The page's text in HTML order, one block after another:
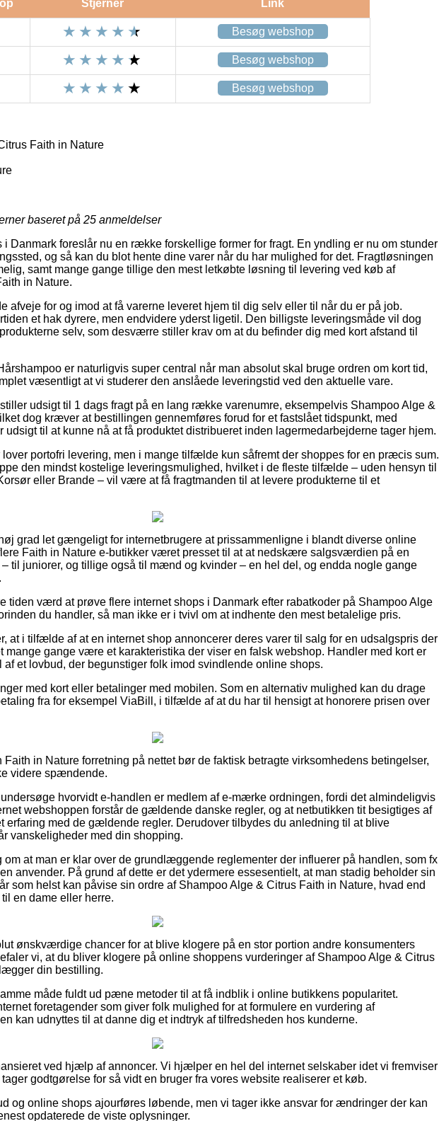
Stjerner Link
Besøg webshop
Besøg webshop
Besøg webshop
Faith in Nature
baseret på 25 anmeldelser
Danmark foreslår nu en række forskellige former for fragt. En yndling er nu om stunder
og så kan du blot hente dine varer når du har mulighed for det. Fragtløsningen
samt mange gange tillige den mest letkøbte løsning til levering ved køb af
in Nature.
afveje for og imod at få varerne leveret hjem til dig selv eller til når du er på job.
et hak dyrere, men endvidere yderst ligetil. Den billigste leveringsmåde vil dog
selv, som desværre stiller krav om at du befinder dig med kort afstand til
er naturligvis super central når man absolut skal bruge ordren om kort tid,
væsentligt at vi studerer den anslåede leveringstid ved den aktuelle vare.
udsigt til 1 dags fragt på en lang række varenumre, eksempelvis Shampoo Alge &
dog kræver at bestillingen gennemføres forud for et fastslået tidspunkt, med
udsigt til at kunne nå at få produktet distribueret inden lagermedarbejderne tager hjem.
lover portofri levering, men i mange tilfælde kun såfremt der shoppes for en præcis sum.
den mindst kostelige leveringsmulighed, hvilket i de fleste tilfælde – uden hensyn til
eller Brande – vil være at få fragtmanden til at levere produkterne til et
grad let gængeligt for internetbrugere at prissammenligne i blandt diverse online
Faith in Nature e-butikker været presset til at at nedskære salgsværdien på en
til juniorer, og tillige også til mænd og kvinder – en hel del, og endda nogle gange
tiden værd at prøve flere internet shops i Danmark efter rabatkoder på Shampoo Alge
du handler, så man ikke er i tvivl om at indhente den mest betalelige pris.
at i tilfælde af at en internet shop annoncerer deres varer til salg for en udsalgspris der
mange gange være et karakteristika der viser en falsk webshop. Handler med kort er
af et lovbud, der begunstiger folk imod svindlende online shops.
med kort eller betalinger med mobilen. Som en alternativ mulighed kan du drage
fra for eksempel ViaBill, i tilfælde af at du har til hensigt at honorere prisen over
Faith in Nature forretning på nettet bør de faktisk betragte virksomhedens betingelser,
videre spændende.
hvorvidt e-handlen er medlem af e-mærke ordningen, fordi det almindeligvis
webshoppen forstår de gældende danske regler, og at netbutikken tit besigtiges af
erfaring med de gældende regler. Derudover tilbydes du anledning til at blive
vanskeligheder med din shopping.
om at man er klar over de grundlæggende reglementer der influerer på handlen, som fx
anvender. På grund af dette er det ydermere essesentielt, at man stadig beholder sin
som helst kan påvise sin ordre af Shampoo Alge & Citrus Faith in Nature, hvad end
en dame eller herre.
ønskværdige chancer for at blive klogere på en stor portion andre konsumenters
vi, at du bliver klogere på online shoppens vurderinger af Shampoo Alge & Citrus
din bestilling.
måde fuldt ud pæne metoder til at få indblik i online butikkens popularitet.
foretagender som giver folk mulighed for at formulere en vurdering af
kan udnyttes til at danne dig et indtryk af tilfredsheden hos kunderne.
ved hjælp af annoncer. Vi hjælper en hel del internet selskaber idet vi fremviser
godtgørelse for så vidt en bruger fra vores website realiserer et køb.
og online shops ajourføres løbende, men vi tager ikke ansvar for ændringer der kan
opdaterede de viste oplysninger.